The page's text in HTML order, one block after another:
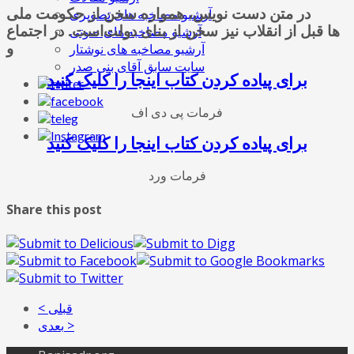
آرشیو مصاخبه های تصویری
آرشیو مصاخبه های صوتی
آرشیو مصاخبه های نوشتار
سایت سابق آقای بنی صدر
در متن دست نویس، همواره سخن از حکومت ملی
است. در اجتماع ها قبل از انقلاب نیز سخن از بنای دولت
و
برای پیاده کردن کتاب اینجا را کلیک کنید
فرمات پی دی اف
برای پیاده کردن کتاب اینجا را کلیک کنید
فرمات ورد
Share this post
< قبلی
بعدی >